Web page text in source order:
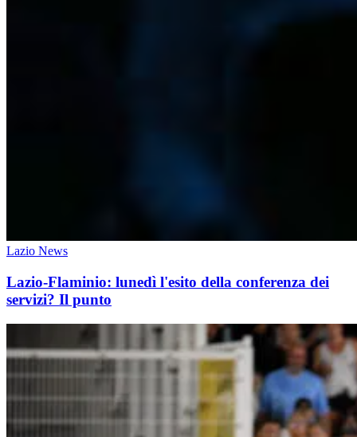
Lazio News
Lazio-Flaminio: lunedì l'esito della conferenza dei
servizi? Il punto